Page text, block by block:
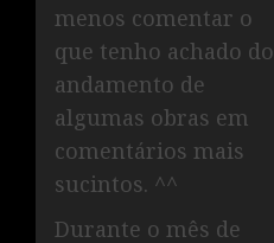
menos comentar o
que tenho achado do
andamento de
algumas obras em
comentários mais
sucintos. ^^
Durante o mês de